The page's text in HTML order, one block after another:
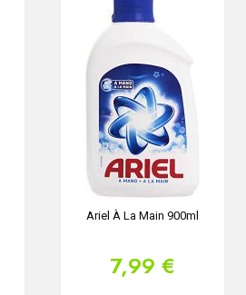
Ariel À La Main 900ml
7,99 €